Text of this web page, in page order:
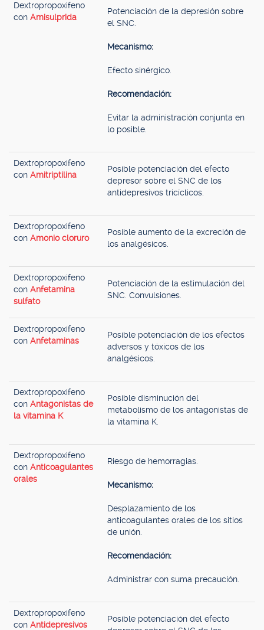
Dextropropoxifeno
con Amisulprida
Potenciación de la depresión sobre
el SNC.
Mecanismo:
Efecto sinérgico.
Recomendación:
Evitar la administración conjunta en
lo posible.
Dextropropoxifeno
con Amitriptilina
Posible potenciación del efecto
depresor sobre el SNC de los
antidepresivos tricíclicos.
Dextropropoxifeno
con Amonio cloruro
Posible aumento de la excreción de
los analgésicos.
Dextropropoxifeno
con Anfetamina
sulfato
Potenciación de la estimulación del
SNC. Convulsiones.
Dextropropoxifeno
con Anfetaminas
Posible potenciación de los efectos
adversos y tóxicos de los
analgésicos.
Dextropropoxifeno
con Antagonistas de
la vitamina K
Posible disminución del
metabolismo de los antagonistas de
la vitamina K.
Dextropropoxifeno
con Anticoagulantes
orales
Riesgo de hemorragias.
Mecanismo:
Desplazamiento de los
anticoagulantes orales de los sitios
de unión.
Recomendación:
Administrar con suma precaución.
Dextropropoxifeno
con Antidepresivos
Posible potenciación del efecto